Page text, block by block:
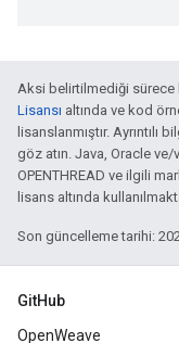
Aksi belirtilmediği sürece
Lisansı altında ve kod
lisanslanmıştır. Ayrıntılı
göz atın. Java, Oracle ve/
OPENTHREAD ve ilgili
lisans altında
Son güncelleme tarihi:
GitHub
OpenWeave